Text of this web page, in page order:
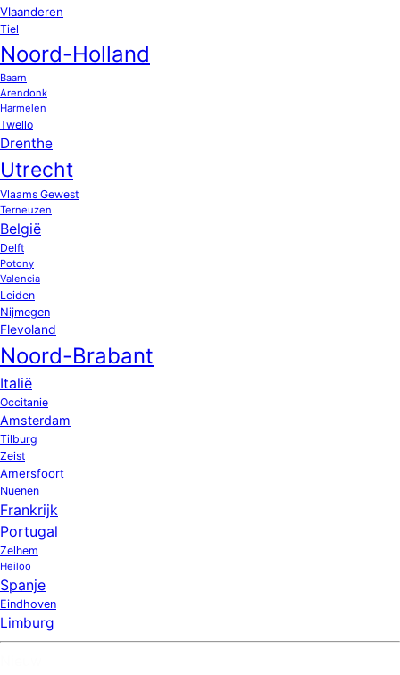
Vlaanderen
Tiel
Noord-Holland
Baarn
Arendonk
Harmelen
Twello
Drenthe
Utrecht
Vlaams Gewest
Terneuzen
België
Delft
Potony
Valencia
Leiden
Nijmegen
Flevoland
Noord-Brabant
Italië
Occitanie
Amsterdam
Tilburg
Zeist
Amersfoort
Nuenen
Frankrijk
Portugal
Zelhem
Heiloo
Spanje
Eindhoven
Limburg